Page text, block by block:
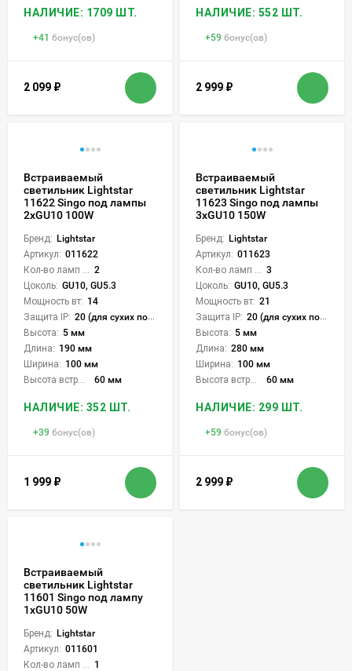
НАЛИЧИЕ: 1709 ШТ.
+41 бонус(ов)
2 099 ₽
НАЛИЧИЕ: 552 ШТ.
+59 бонус(ов)
2 999 ₽
Встраиваемый
светильник Lightstar
11622 Singo под лампы
2xGU10 100W
Бренд: Lightstar
Артикул: 011622
2
Цоколь: GU10, GU5.3
Мощность вт: 14
Защита IP: 20 (для сухих пом.)
Высота: 5 мм
Длина: 190 мм
Ширина: 100 мм
60 мм
НАЛИЧИЕ: 352 ШТ.
+39 бонус(ов)
1 999 ₽
Встраиваемый
светильник Lightstar
11623 Singo под лампы
3xGU10 150W
Бренд: Lightstar
Артикул: 011623
3
Цоколь: GU10, GU5.3
Мощность вт: 21
Защита IP: 20 (для сухих пом.)
Высота: 5 мм
Длина: 280 мм
Ширина: 100 мм
60 мм
НАЛИЧИЕ: 299 ШТ.
+59 бонус(ов)
2 999 ₽
Встраиваемый
светильник Lightstar
11601 Singo под лампу
1xGU10 50W
Бренд: Lightstar
Артикул: 011601
1